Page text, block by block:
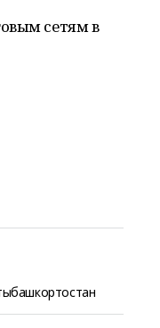
сетям в